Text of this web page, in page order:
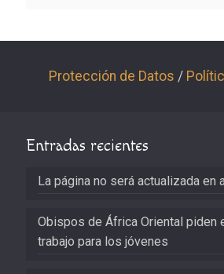
Protección de Datos /
Entradas recientes
La página no será actualizada en
Obispos de África Oriental piden
trabajo para los jóvenes